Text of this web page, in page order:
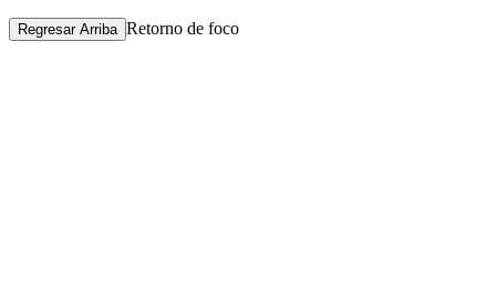
Regresar Arriba Retorno de foco